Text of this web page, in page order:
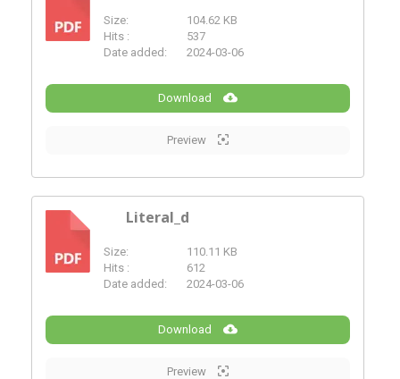
PDF
Size:
104.62 KB
Hits :
537
Date added:
2024-03-06
Download
Preview
PDF
Literal_d
Size:
110.11 KB
Hits :
612
Date added:
2024-03-06
Download
Preview